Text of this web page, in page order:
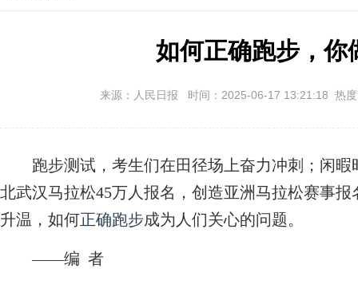
如何正确跑步，你
来源：人民日报 时间：2025-06-17 13:21:18 热
跑步测试，考生们在田径场上奋力冲刺；闲
北武汉马拉松45万人报名，创造亚洲马拉松赛事
升温，如何正确跑步成为人们关心的问题。
——编 者